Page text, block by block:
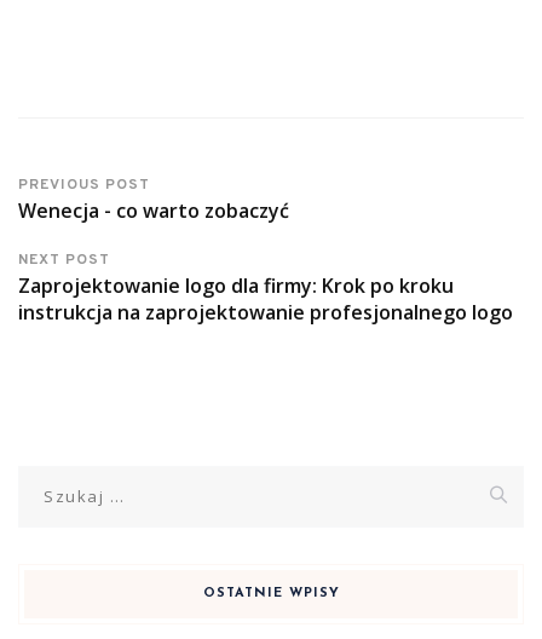
PREVIOUS POST
Wenecja - co warto zobaczyć
NEXT POST
Zaprojektowanie logo dla firmy: Krok po kroku
instrukcja na zaprojektowanie profesjonalnego logo
OSTATNIE WPISY